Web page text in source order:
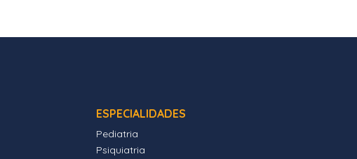
ESPECIALIDADES
Pediatria
Psiquiatria